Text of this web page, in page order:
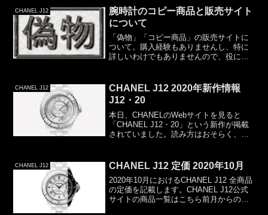
CH...
CHANEL J12
腕時計のコピー商品と販売サイト
について
「偽物」「コピー商品」の販売サイトに
ついて。購入経験もありませんし、特に
詳しいわけでもありませんので、役に立
世の中には恐ろしく「素直」な人もいま
すので、騙されないように気...
CHANEL J12
CHANEL J12 2020年新作情報
J12・20
本日、CHANELのWebサイトを見ると
「CHANEL J12・20」という新作が掲載
されていました。読み方はおそらく、
イト 38mm H6476ホワイトの...
CHANEL J12 CHANEL J12 定価 2020年10月
2020年10月におけるCHANEL J12 全商品
の定価を記載します。CHANEL J12公式
サイトの商品一覧はこちら前月からの変